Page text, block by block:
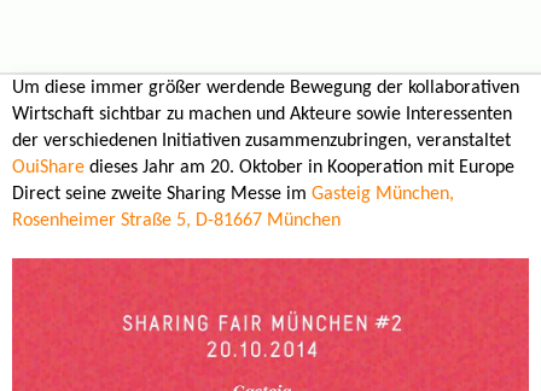
Um diese immer größer werdende Bewegung der kollaborativen
Wirtschaft sichtbar zu machen und Akteure sowie Interessenten
der verschiedenen Initiativen zusammenzubringen, veranstaltet
OuiShare dieses Jahr am 20. Oktober in Kooperation mit Europe
Direct seine zweite Sharing Messe im Gasteig München,
Rosenheimer Straße 5, D-81667 München